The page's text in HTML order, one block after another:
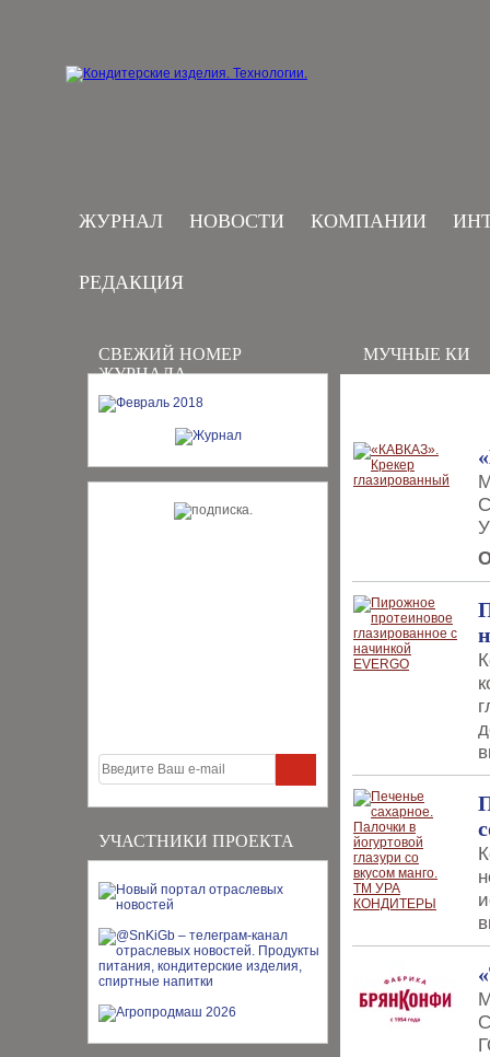
ЖУРНАЛ НОВОСТИ КОМПАНИИ
РЕДАКЦИЯ
СВЕЖИЙ НОМЕР
ЖУРНАЛА
УЧАСТНИКИ ПРОЕКТА
МУЧНЫЕ КИ